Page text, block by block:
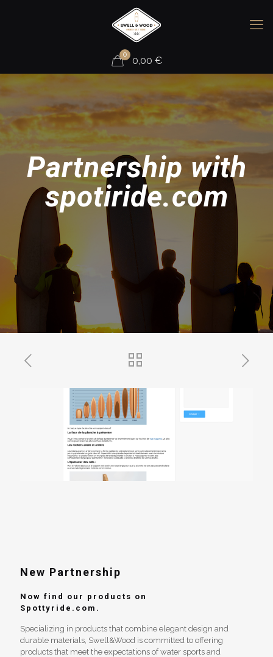
0
0,00 €
Partnership with
spotiride.com
New Partnership
Now find our products on
Spottyride.com.
Specializing in products that combine elegant design and
durable materials, Swell&Wood is committed to offering
products that meet the expectations of water sports and